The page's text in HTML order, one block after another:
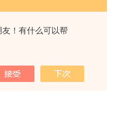
！有什么可以帮